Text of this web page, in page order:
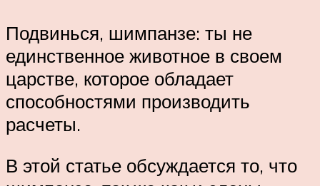
Подвинься, шимпанзе: ты не
единственное животное в своем
царстве, которое обладает
способностями производить
расчеты.
В этой статье обсуждается то, что